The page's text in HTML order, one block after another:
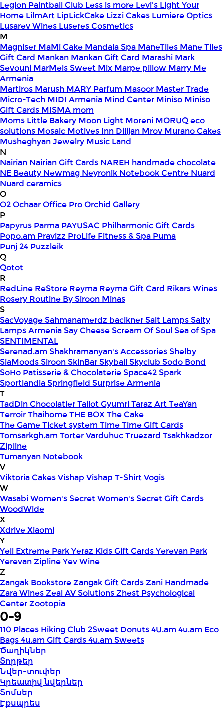
Legion Paintball Club Less is more Levi's Light Your
Home LilmArt LipLickCake Lizzi Cakes Lumiere Optics
Lusarev Wines Luseres Cosmetics
M
Magniser MaMi Cake Mandala Spa ManeTiles Mane Tiles
Gift Card Mankan Mankan Gift Card Marashi Mark
Sevouni MarMels Sweet Mix Marpe pillow Marry Me
Armenia
Martiros Marush MARY Parfum Masoor Master Trade
Micro-Tech MIDI Armenia Mind Center Miniso Miniso
Gift Cards MISMA mom
Moms Little Bakery Moon Light Moreni MORUQ eco
solutions Mosaic Motives Inn Dilijan Mrov Murano Cakes
Musheghyan Jewelry Music Land
N
Nairian Nairian Gift Cards NAREH handmade chocolate
NE Beauty Newmag Neyronik Notebook Centre Nuard
Nuard ceramics
O
O2OchaarOffice ProOrchid Gallery
P
Papyrus Parma PAYUSAC Philharmonic Gift Cards
Popo.am Pravizz ProLife Fitness & Spa Puma
Punj 24 Puzzleik
Q
Qotot
R
RedLine ReStore Reyma Reyma Gift Card Rikars Wines
Rosery Routine By Siroon Minas
S
SacVoyageSahmanamerdz baciknerSalt LampsSalty
Lamps ArmeniaSay CheeseScream Of SoulSea of Spa
SENTIMENTAL
Serenad.am Shakhramanyan's AccessoriesShelby
SiaMoodsSiroon SkinBarSkyballSkyclub Sodo Bond
SoHo Patisserie & ChocolaterieSpace42Spark
SportlandiaSpringfield Surprise Armenia
T
TadDin ChocolatierTailot GyumriTaraz ArtTeaYan
TerroirThaihomeTHE BOXThe Cake
The GameTicket system TimeTime Gift Cards
Tomsarkgh.am Torter VarduhucTruezard Tsakhkadzor
Zipline
Tumanyan Notebook
V
Viktoria CakesVishap Vishap T-ShirtVogis
W
WasabiWomen's SecretWomen's Secret Gift Cards
WoodWide
X
XdriveXiaomi
Y
Yell Extreme ParkYeraz Kids Gift CardsYerevan Park
Yerevan ZiplineYev Wine
Z
Zangak BookstoreZangak Gift CardsZani Handmade
Zara WinesZeal AV SolutionsZhest Psychological
CenterZootopia
0-9
110 Places Hiking Club 2Sweet Donuts4U.am 4u.am Eco
Bags4u.am Gift Cards4u.am Sweets
Ծաղիկներ
Տորթեր
Նվեր-տուփեր
Կրեատիվ նվերներ
Տոմսեր
Էքսպրես